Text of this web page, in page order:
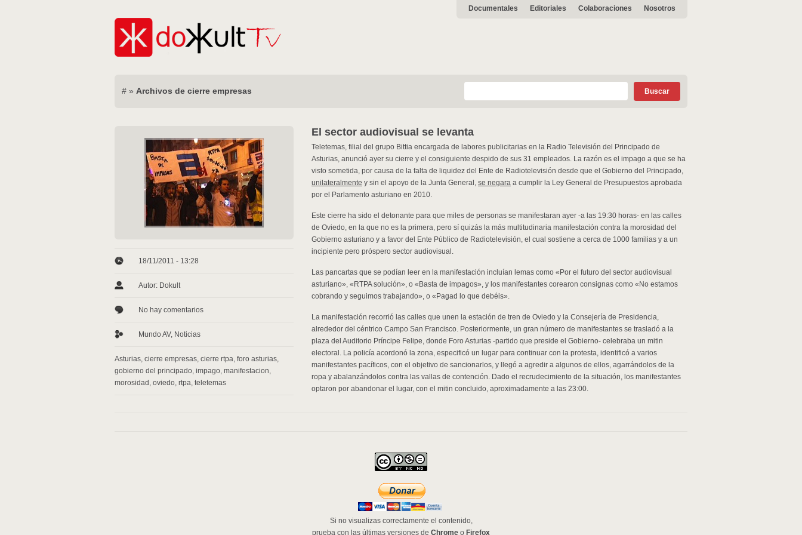
Documentales Editoriales Colaboraciones Nosotros
# » Archivos de cierre empresas
18/11/2011 - 13:28
Autor: Dokult
No hay comentarios
Mundo AV, Noticias
Asturias, cierre empresas, cierre rtpa, foro asturias,
gobierno del principado, impago, manifestacion,
morosidad , oviedo, rtpa, teletemas
El sector audiovisual se levanta
Teletemas, filial del grupo Bittia encargada de labores publicitarias en la Radio Televisión del Principado de
Asturias, anunció ayer su cierre y el consiguiente despido de sus 31 empleados. La razón es el impago a que se ha
visto sometida, por causa de la falta de liquidez del Ente de Radiotelevisión desde que el Gobierno del Principado,
unilateralmente y sin el apoyo de la Junta General, se negara a cumplir la Ley General de Presupuestos aprobada
por el Parlamento asturiano en 2010.
Este cierre ha sido el detonante para que miles de personas se manifestaran ayer -a las 19:30 horas- en las calles
de Oviedo, en la que no es la primera, pero sí quizás la más multitudinaria manifestación contra la morosidad del
Gobierno asturiano y a favor del Ente Público de Radiotelevisión, el cual sostiene a cerca de 1000 familias y a un
incipiente pero próspero sector audiovisual.
Las pancartas que se podían leer en la manifestación incluían lemas como «Por el futuro del sector audiovisual
asturiano», «RTPA solución», o «Basta de impagos», y los manifestantes corearon consignas como «No estamos
cobrando y seguimos trabajando», o «Pagad lo que debéis».
La manifestación recorrió las calles que unen la estación de tren de Oviedo y la Consejería de Presidencia,
alrededor del céntrico Campo San Francisco. Posteriormente, un gran número de manifestantes se trasladó a la
plaza del Auditorio Príncipe Felipe, donde Foro Asturias -partido que preside el Gobierno- celebraba un mitin
electoral. La policía acordonó la zona, especificó un lugar para continuar con la protesta, identificó a varios
manifestantes pacíficos, con el objetivo de sancionarlos, y llegó a agredir a algunos de ellos, agarrándolos de la
ropa y abalanzándolos contra las vallas de contención. Dado el recrudecimiento de la situación, los manifestantes
optaron por abandonar el lugar, con el mitin concluido, aproximadamente a las 23:00.
Si no visualizas correctamente el contenido,
prueba con las últimas versiones de Chrome o Firefox